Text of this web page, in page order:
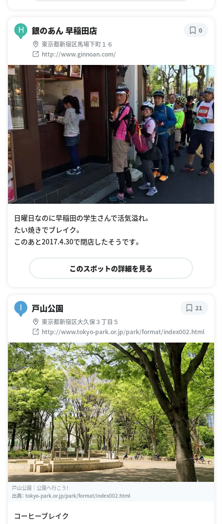
H 銀のあん 早稲田店
東京都新宿区馬場下町１６
http://www.ginnoan.com/
0
日曜日なのに早稲田の学生さんで活気溢れ。
たい焼きでブレイク。
このあと2017.4.30で閉店したそうです。
このスポットの詳細を見る
戸山公園
東京都新宿区大久保３丁目５
http://www.tokyo-park.or.jp/park/format/index002.html
21
戸山公園｜公園へ行こう！
出典： tokyo-park.or.jp/park/format/index002.html
コーヒーブレイク